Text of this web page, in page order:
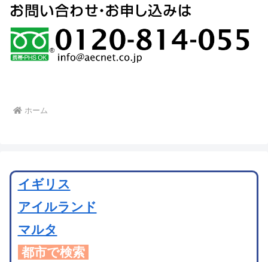
ホーム
イギリス
アイルランド
マルタ
都市で検索